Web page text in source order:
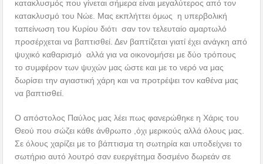
κατακλυσμός που γίνεται σήμερα είναι μεγαλύτερος από τον
κατακλυσμό του Νώε. Μας εκπλήττει όμως η υπερβολική
ταπείνωση του Κυρίου διότι σαν τον τελευταίο αμαρτωλό
προσέρχεται να βαπτισθεί. Δεν βαπτίζεται γιατί έχει ανάγκη από
ψυχικό καθαρισμό αλλά για να οικονομήσει με δύο τρόπους
το συμφέρον των ψυχών μας ώστε και με το νερό να μας
δωρίσει την αγιαστική χάρη και να προτρέψει τον καθένα μας
να βαπτισθεί.
Ο απόστολος Παύλος μας λέει πως φανερώθηκε η Χάρις του
Θεού που σώζει κάθε άνθρωπο ,όχι μερικούς αλλά όλους μας.
Σε όλους χαρίζει με το βάπτισμα τη σωτηρία και υποδείχνει το
σωτήριο αυτό λουτρό σαν ευεργέτημα δοσμένο δωρεάν σε